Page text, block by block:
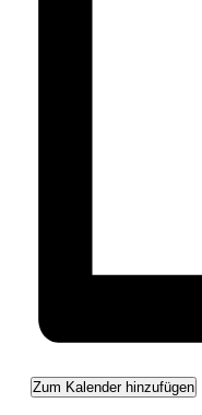
Zum Kalender hinzufügen